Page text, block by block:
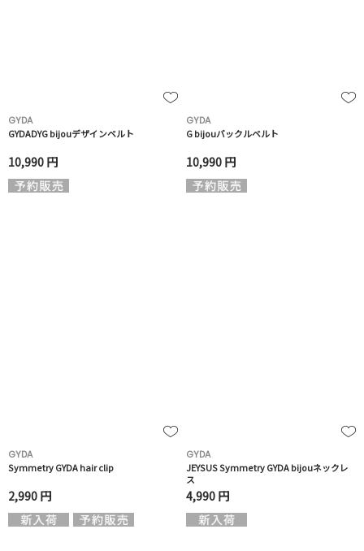
GYDA
GYDADYG bijouデザインベルト
10,990 円
GYDA
G bijouバックルベルト
10,990 円
GYDA
Symmetry GYDA hair clip
2,990 円
GYDA
JEYSUS Symmetry GYDA bijouネックレ
ス
4,990 円